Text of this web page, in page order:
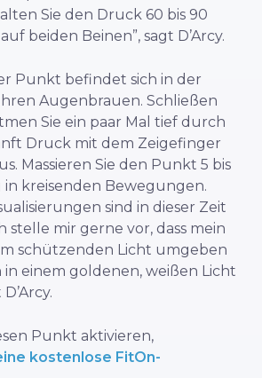
Sie den Druck 60 bis 90
beiden Beinen”, sagt D’Arcy.
Punkt befindet sich in der
Augenbrauen. Schließen
Sie ein paar Mal tief durch
Druck mit dem Zeigefinger
Massieren Sie den Punkt 5 bis
in kreisenden Bewegungen.
sind in dieser Zeit
stelle mir gerne vor, dass mein
schützenden Licht umgeben
in einem goldenen, weißen Licht
Punkt aktivieren,
kostenlose FitOn-